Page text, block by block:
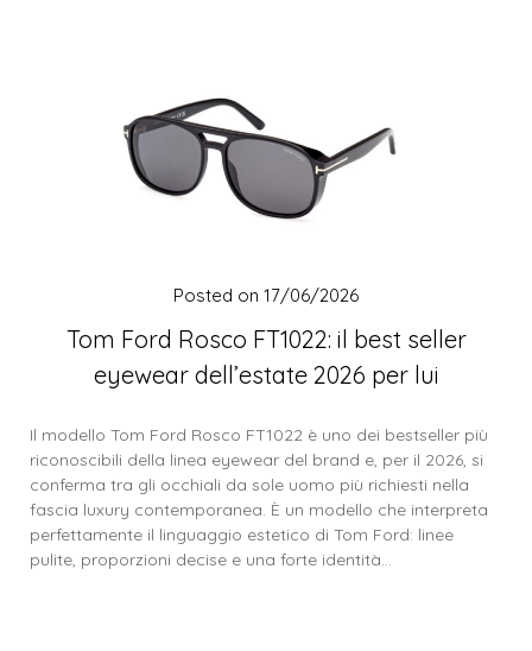
Tom Ford Rosco FT1022: il best seller
eyewear dell’estate 2026 per lui
Posted on 17/06/2026
Il modello Tom Ford Rosco FT1022 è uno dei bestseller più
riconoscibili della linea eyewear del brand e, per il 2026, si
conferma tra gli occhiali da sole uomo più richiesti nella
fascia luxury contemporanea. È un modello che interpreta
perfettamente il linguaggio estetico di Tom Ford: linee
pulite, proporzioni decise e una forte identità…